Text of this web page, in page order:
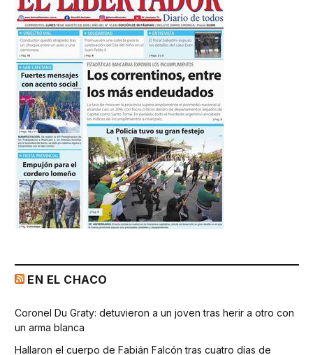
EN EL CHACO
Coronel Du Graty: detuvieron a un joven tras herir a otro con
un arma blanca
Hallaron el cuerpo de Fabián Falcón tras cuatro días de